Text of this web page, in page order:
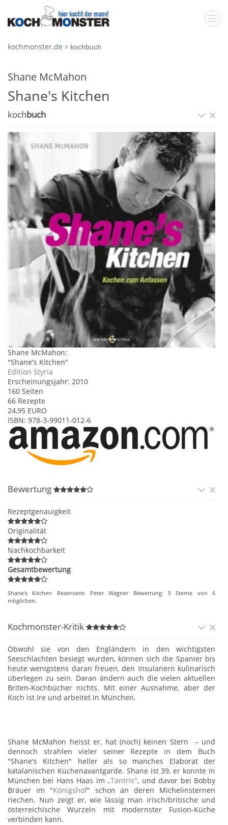
kochmonster.de kochbuch
Shane McMahon
Shane's Kitchen
kochbuch
Shane McMahon:
"Shane's Kitchen"
Edition Styria
Erscheinungsjahr: 2010
160 Seiten
66 Rezepte
24,95 EURO
ISBN: 978-3-99011-012-6
Bewertung
Rezeptgenauigkeit
Originalität
Nachkochbarkeit
Gesamtbewertung
Shane's Kitchen Rezensent: Peter Wagner Bewertung:5 Sterne von6
möglichen.
Kochmonster-Kritik
Obwohl sie von den Engländern in den wichtigsten
Seeschlachten besiegt wurden, können sich die Spanier bis
heute wenigstens daran freuen, den Insulanern kulinarisch
überlegen zu sein. Daran ändern auch die vielen aktuellen
Briten-Kochbücher nichts. Mit einer Ausnahme, aber der
Koch ist Ire und arbeitet in München.
Shane McMahon heisst er, hat (noch) keinen Stern – und
dennoch strahlen vieler seiner Rezepte in dem Buch
"Shane's Kitchen" heller als so manches Elaborat der
katalanischen Küchenavantgarde. Shane ist 39, er konnte in
München bei Hans Haas im„Tantris", und davor bei Bobby
Bräuer im "Königshof" schon an deren Michelinsternen
riechen. Nun zeigt er, wie lässig man irisch/britische und
österreichische Wurzeln mit modernster Fusion-Küche
verbinden kann.